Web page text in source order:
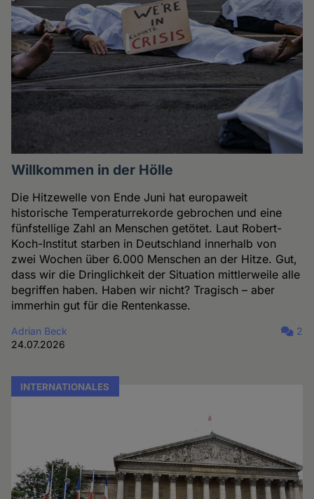
Willkommen in der Hölle
Die Hitzewelle von Ende Juni hat europaweit
historische Temperaturrekorde gebrochen und eine
fünfstellige Zahl an Menschen getötet. Laut Robert-
Koch-Institut starben in Deutschland innerhalb von
zwei Wochen über 6.000 Menschen an der Hitze. Gut,
dass wir die Dringlichkeit der Situation mittlerweile alle
begriffen haben. Haben wir nicht? Tragisch – aber
immerhin gut für die Rentenkasse.
Adrian Beck
24.07.2026
2
INTERNATIONALES